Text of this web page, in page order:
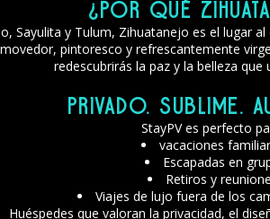
¿Por qué
Sayulita y Tulum, Zihuatanejo es el lugar
pintoresco y refrescantemente
redescubrirás la paz y la belleza que
Privado. Sublime.
StayPV es perfecto
vacaciones
Escapadas en
Retiros y
Viajes de lujo fuera de los
Huéspedes que valoran la privacidad, el